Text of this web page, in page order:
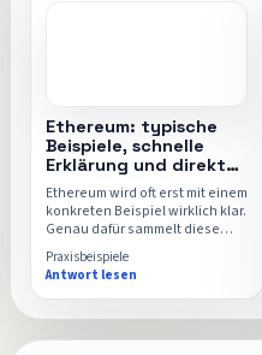
Ethereum: typische
Beispiele, schnelle
Erklärung und direkter
Rechner
Ethereum wird oft erst mit einem
konkreten Beispiel wirklich klar.
Genau dafür sammelt diese
Seite typische
Alltagssituationen, einfache
Rechenwege und den
passenden Einsatz für den
Ethereum-Rechner.
Praxisbeispiele
Antwort lesen